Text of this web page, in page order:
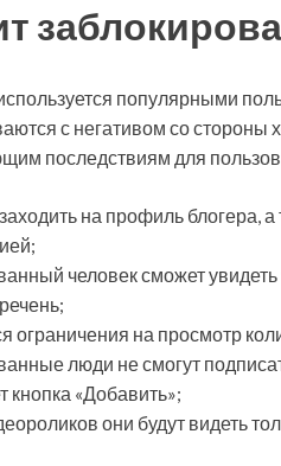
популярными
с негативом со стороны
последствиям для
на профиль блогера,
человек сможет
ограничения на просмотр
люди не смогут
кнопка «Добавить»;
они будут видеть